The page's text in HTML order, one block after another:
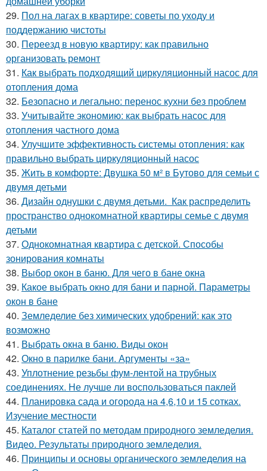
29. Пол на лагах в квартире: советы по уходу и
поддержанию чистоты
30. Переезд в новую квартиру: как правильно
организовать ремонт
31. Как выбрать подходящий циркуляционный насос для
отопления дома
32. Безопасно и легально: перенос кухни без проблем
33. Учитывайте экономию: как выбрать насос для
отопления частного дома
34. Улучшите эффективность системы отопления: как
правильно выбрать циркуляционный насос
35. Жить в комфорте: Двушка 50 м² в Бутово для семьи с
двумя детьми
36. Дизайн однушки с двумя детьми. Как распределить
пространство однокомнатной квартиры семье с двумя
детьми
37. Однокомнатная квартира с детской. Способы
зонирования комнаты
38. Выбор окон в баню. Для чего в бане окна
39. Какое выбрать окно для бани и парной. Параметры
окон в бане
40. Земледелие без химических удобрений: как это
возможно
41. Выбрать окна в баню. Виды окон
42. Окно в парилке бани. Аргументы «за»
43. Уплотнение резьбы фум-лентой на трубных
соединениях. Не лучше ли воспользоваться паклей
44. Планировка сада и огорода на 4,6,10 и 15 сотках.
Изучение местности
45. Каталог статей по методам природного земледелия.
Видео. Результаты природного земледелия.
46. Принципы и основы органического земледелия на